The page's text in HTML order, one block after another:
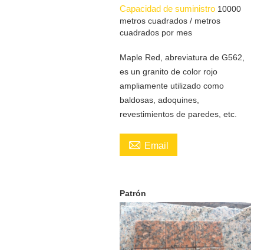
Capacidad de suministro 10000
metros cuadrados / metros
cuadrados por mes
Maple Red, abreviatura de G562,
es un granito de color rojo
ampliamente utilizado como
baldosas, adoquines,
revestimientos de paredes, etc.
 Email
Patrón